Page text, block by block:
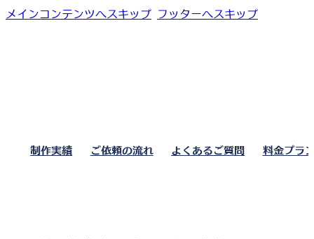
メインコンテンツへスキップ フッターへスキップ
制作実績 ご依頼の流れ よくあるご質問 料金プラ